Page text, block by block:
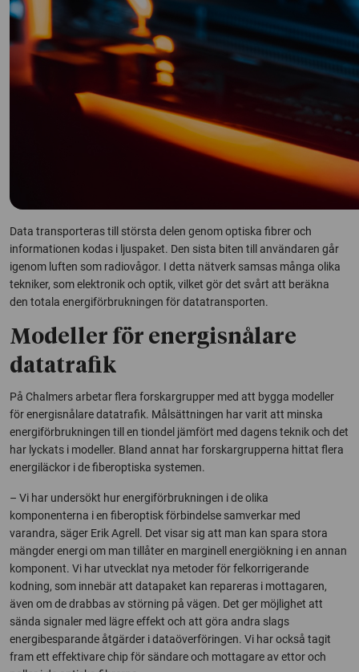
Data transporteras till största delen genom optiska fibrer och
informationen kodas i ljuspaket. Den sista biten till användaren går
igenom luften som radiovågor. I detta nätverk samsas många olika
tekniker, som elektronik och optik, vilket gör det svårt att beräkna
den totala energiförbrukningen för datatransporten.
Modeller för energisnålare
datatrafik
På Chalmers arbetar flera forskargrupper med att bygga modeller
för energisnålare datatrafik. Målsättningen har varit att minska
energiförbrukningen till en tiondel jämfört med dagens teknik och det
har lyckats i modeller. Bland annat har forskargrupperna hittat flera
energiläckor i de fiberoptiska systemen.
– Vi har undersökt hur energiförbrukningen i de olika
komponenterna i en fiberoptisk förbindelse samverkar med
varandra, säger Erik Agrell. Det visar sig att man kan spara stora
mängder energi om man tillåter en marginell energiökning i en annan
komponent. Vi har utvecklat nya metoder för felkorrigerande
kodning, som innebär att datapaket kan repareras i mottagaren,
även om de drabbas av störning på vägen. Det ger möjlighet att
sända signaler med lägre effekt och att göra andra slags
energibesparande åtgärder i dataöverföringen. Vi har också tagit
fram ett effektivare chip för sändare och mottagare av ettor och